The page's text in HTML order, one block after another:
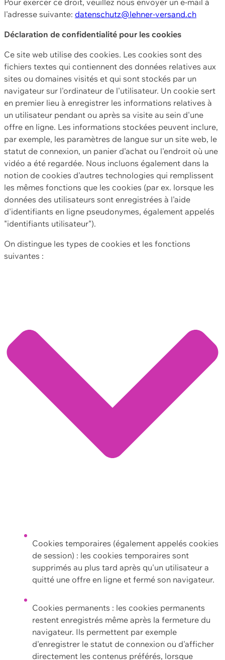
l'adresse suivante: datenschutz@lehner-versand.ch
Déclaration de confidentialité pour les cookies
Ce site web utilise des cookies. Les cookies sont des
fichiers textes qui contiennent des données relatives aux
sites ou domaines visités et qui sont stockés par un
navigateur sur l'ordinateur de l'utilisateur. Un cookie sert
en premier lieu à enregistrer les informations relatives à
un utilisateur pendant ou après sa visite au sein d'une
offre en ligne. Les informations stockées peuvent inclure,
par exemple, les paramètres de langue sur un site web, le
statut de connexion, un panier d'achat ou l'endroit où une
vidéo a été regardée. Nous incluons également dans la
notion de cookies d'autres technologies qui remplissent
les mêmes fonctions que les cookies (par ex. lorsque les
données des utilisateurs sont enregistrées à l'aide
d'identifiants en ligne pseudonymes, également appelés
"identifiants utilisateur").
On distingue les types de cookies et les fonctions
suivantes :
Cookies temporaires (également appelés cookies
de session) : les cookies temporaires sont
supprimés au plus tard après qu'un utilisateur a
quitté une offre en ligne et fermé son navigateur.
Cookies permanents : les cookies permanents
restent enregistrés même après la fermeture du
navigateur. Ils permettent par exemple
d'enregistrer le statut de connexion ou d'afficher
directement les contenus préférés, lorsque